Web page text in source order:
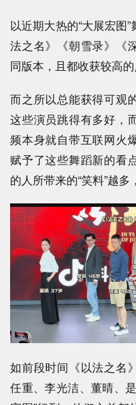
以近期大热的“大展宏图
法之名》《朝雪录》《
同版本，且都收获较高的
而之所以总能获得可观
这些演员跳得有多好，
频本身就自带互联网火
赋予了这些舞蹈新的看
的人所带来的“笑料”越多
如前段时间《以法之名
任重、李光洁、董晴、